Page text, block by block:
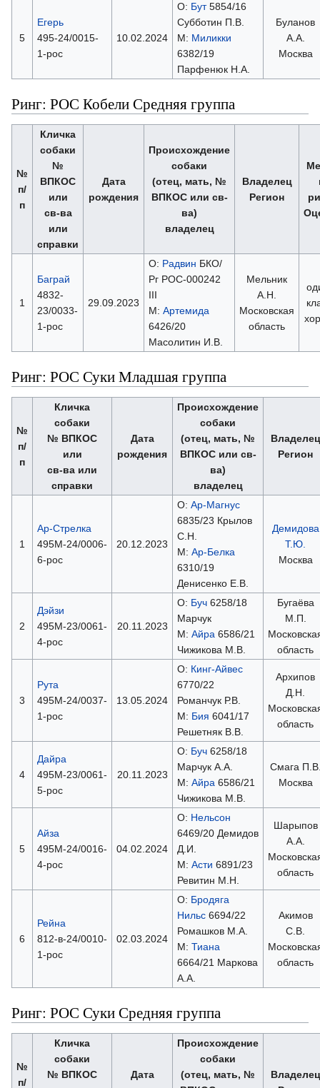
5
Егерь
495-24/0015-
1-рос
10.02.2024
О: Бут5854/16
Субботин П.В.
М: Миликки
6382/19
Парфенюк Н.А.
Буланов
А.А.
Москва
Ринг: РОС Кобели Средняя группа
№
п/
п
Кличка
собаки
№
ВПКОС
или
св-ва
или
справки
Дата
рождения
Происхождение
собаки
(отец, мать, №
ВПКОС или св-
ва)
владелец
Владелец
Регион
1
Баграй
4832-
23/0033-
1-рос
29.09.2023
О: Радвин БКО/
Рг РОС-000242
III
М: Артемида
6426/20
Масолитин И.В.
Мельник
А.Н.
Московская
область
Ринг: РОС Суки Младшая группа
№
п/
п
Кличка
собаки
№ ВПКОС
или
св-ва или
справки
Дата
рождения
Происхождение
собаки
(отец, мать, №
ВПКОС или св-
ва)
владелец
Владелец
Регион
1
Ар-Стрелка
495М-24/0006-
6-рос
20.12.2023
О: Ар-Магнус
6835/23 Крылов
С.Н.
М: Ар-Белка
6310/19
Денисенко Е.В.
Демидова
Т.Ю.
Москва
2
Дэйзи
495М-23/0061-
4-рос
20.11.2023
О: Буч6258/18
Марчук
М: Айра6586/21
Чижикова М.В.
Бугаёва
М.П.
область
3
Рута
495М-24/0037-
1-рос
13.05.2024
О: Кинг-Айвес
6770/22
Романчук Р.В.
М: Бия 6041/17
Решетняк В.В.
Архипов
Д.Н.
область
4
Дайра
495М-23/0061-
5-рос
20.11.2023
О: Буч6258/18
Марчук А.А.
М: Айра6586/21
Чижикова М.В.
Смага
Москва
5
Айза
495М-24/0016-
4-рос
04.02.2024
О: Нельсон
6469/20 Демидов
Д.И.
М: Асти 6891/23
Ревитин М.Н.
Шарыпов
А.А.
область
6
Рейна
812-в-24/0010-
1-рос
02.03.2024
О: Бродяга
Нильс6694/22
Ромашков М.А.
М: Тиана
6664/21 Маркова
А.А.
Акимов
С.В.
область
Ринг: РОС Суки Средняя группа
№
п/
Кличка
собаки
№ ВПКОС
Дата
Происхождение
собаки
(отец, мать, №
Владелец